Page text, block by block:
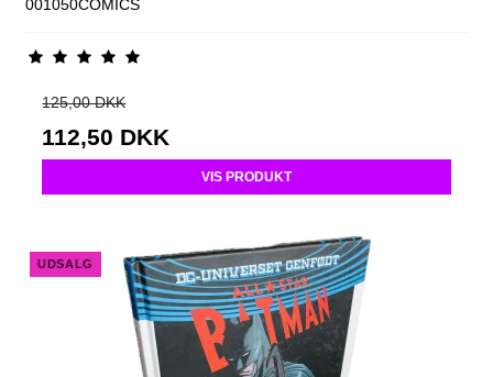
001050COMICS
125,00 DKK
112,50 DKK
VIS PRODUKT
UDSALG